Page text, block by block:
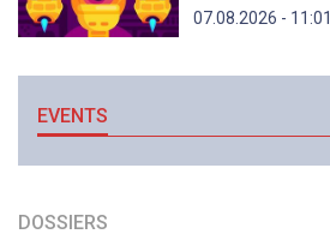
07.08.2026 - 11:01
EVENTS
DOSSIERS